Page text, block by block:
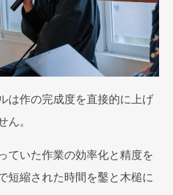
は作の完成度を直接的に上げ
。
ていた作業の効率化と精度を
短縮された時間を鑿と木槌に